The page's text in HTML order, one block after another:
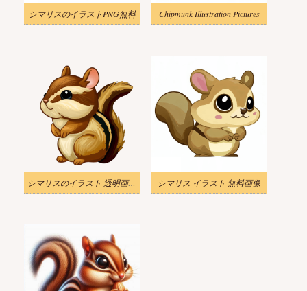
シマリスのイラストPNG無料 Chipmunk Illustration Pictures
シマリスのイラスト 透明画像 2 シマリス イラスト 無料画像